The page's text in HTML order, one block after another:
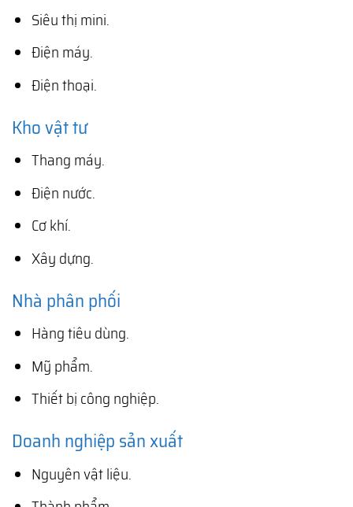
Siêu thị mini.
Điện máy.
Điện thoại.
Kho vật tư
Thang máy.
Điện nước.
Cơ khí.
Xây dựng.
Nhà phân phối
Hàng tiêu dùng.
Mỹ phẩm.
Thiết bị công nghiệp.
Doanh nghiệp sản xuất
Nguyên vật liệu.